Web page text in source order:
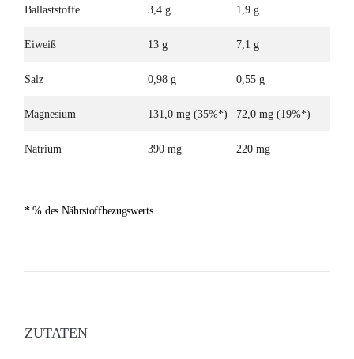
Ballaststoffe 3,4 g 1,9 g
Eiweiß 13 g 7,1 g
Salz 0,98 g 0,55 g
Magnesium 131,0 mg (35%*) 72,0 mg (19%*)
Natrium 390 mg 220 mg
* % des Nährstoffbezugswerts
ZUTATEN